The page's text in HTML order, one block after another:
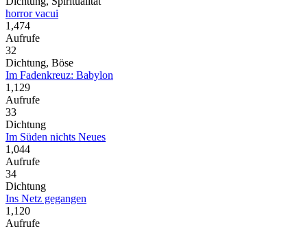
horror vacui
1,474
Aufrufe
32
Dichtung, Böse
Im Fadenkreuz: Babylon
1,129
Aufrufe
33
Dichtung
Im Süden nichts Neues
1,044
Aufrufe
34
Dichtung
Ins Netz gegangen
1,120
Aufrufe